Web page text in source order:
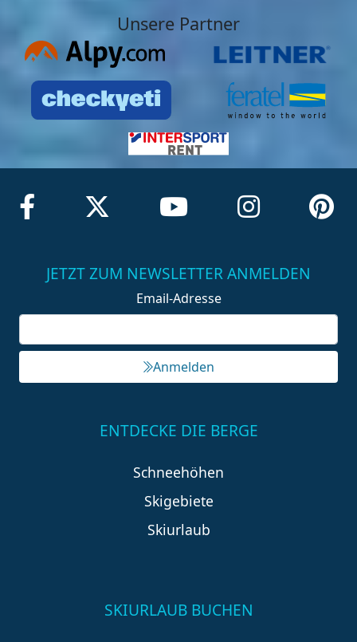
Unsere Partner
JETZT ZUM NEWSLETTER ANMELDEN
Email-Adresse
Anmelden
ENTDECKE DIE BERGE
Schneehöhen
Skigebiete
Skiurlaub
SKIURLAUB BUCHEN